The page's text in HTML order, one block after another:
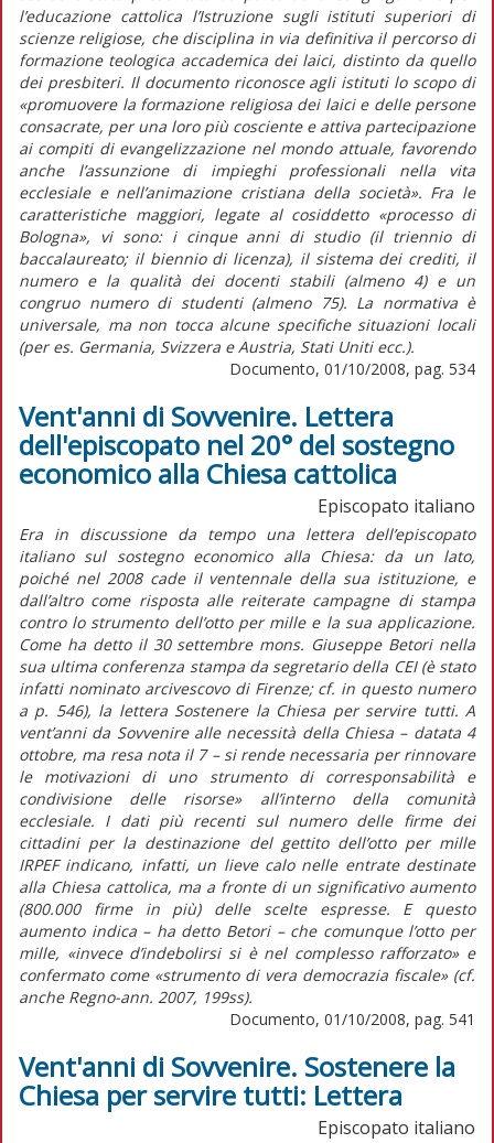
l’educazione cattolica l’Istruzione sugli istituti superiori di
scienze religiose, che disciplina in via definitiva il percorso di
formazione teologica accademica dei laici, distinto da quello
dei presbiteri. Il documento riconosce agli istituti lo scopo di
«promuovere la formazione religiosa dei laici e delle persone
consacrate, per una loro più cosciente e attiva partecipazione
ai compiti di evangelizzazione nel mondo attuale, favorendo
anche l’assunzione di impieghi professionali nella vita
ecclesiale e nell’animazione cristiana della società». Fra le
caratteristiche maggiori, legate al cosiddetto «processo di
Bologna», vi sono: i cinque anni di studio (il triennio di
baccalaureato; il biennio di licenza), il sistema dei crediti, il
numero e la qualità dei docenti stabili (almeno 4) e un
congruo numero di studenti (almeno 75). La normativa è
universale, ma non tocca alcune specifiche situazioni locali
(per es. Germania, Svizzera e Austria, Stati Uniti ecc.).
Documento, 01/10/2008, pag. 534
Vent'anni di Sovvenire. Lettera
dell'episcopato nel 20° del sostegno
economico alla Chiesa cattolica
Episcopato italiano
Era in discussione da tempo una lettera dell’episcopato
italiano sul sostegno economico alla Chiesa: da un lato,
poiché nel 2008 cade il ventennale della sua istituzione, e
dall’altro come risposta alle reiterate campagne di stampa
contro lo strumento dell’otto per mille e la sua applicazione.
Come ha detto il 30 settembre mons. Giuseppe Betori nella
sua ultima conferenza stampa da segretario della CEI (è stato
infatti nominato arcivescovo di Firenze; cf. in questo numero
a p. 546), la lettera Sostenere la Chiesa per servire tutti. A
vent’anni da Sovvenire alle necessità della Chiesa – datata 4
ottobre, ma resa nota il 7 – si rende necessaria per rinnovare
le motivazioni di uno strumento di corresponsabilità e
condivisione delle risorse» all’interno della comunità
ecclesiale. I dati più recenti sul numero delle firme dei
cittadini per la destinazione del gettito dell’otto per mille
IRPEF indicano, infatti, un lieve calo nelle entrate destinate
alla Chiesa cattolica, ma a fronte di un significativo aumento
(800.000 firme in più) delle scelte espresse. E questo
aumento indica – ha detto Betori – che comunque l’otto per
mille, «invece d’indebolirsi si è nel complesso rafforzato» e
confermato come «strumento di vera democrazia fiscale» (cf.
anche Regno-ann. 2007, 199ss).
Documento, 01/10/2008, pag. 541
Vent'anni di Sovvenire. Sostenere la
Chiesa per servire tutti: Lettera
Episcopato italiano